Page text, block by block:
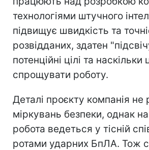
технологіями штучного
підвищує швидкість та
розвідданих, здатен
потенційні цілі та
спрощувати роботу.
Деталі проєкту компанія не
міркувань безпеки, однак
робота ведеться у тісній
ротами ударних БпЛА. Тож